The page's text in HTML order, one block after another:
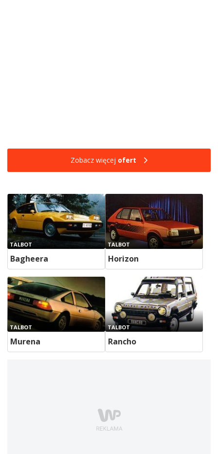
Zobacz więcej ofert
TALBOT
Bagheera
TALBOT
Horizon
TALBOT
Murena
TALBOT
Rancho